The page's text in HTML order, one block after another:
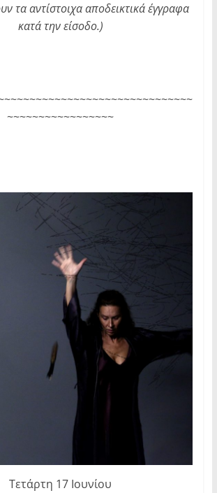
τα αντίστοιχα αποδεικτικά έγγραφα
κατά την είσοδο.)
~~~~~~~~~~~~~~~~~
Τετάρτη 17 Ιουνίου